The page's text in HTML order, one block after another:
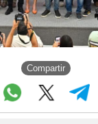
Compartir